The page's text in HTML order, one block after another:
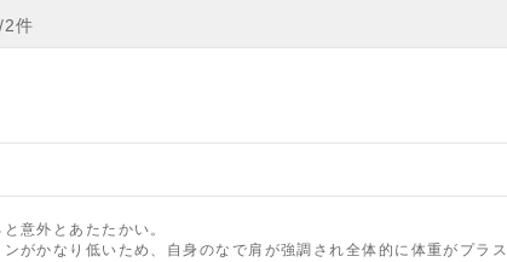
/2件
意外とあたたかい。
がかなり低いため、自身のなで肩が強調され全体的に体重がプラス